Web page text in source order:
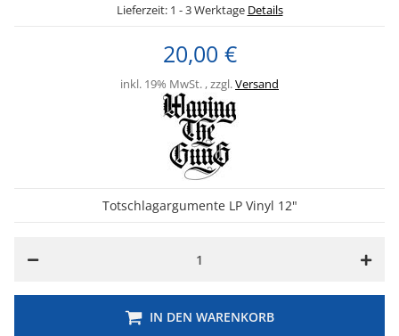
Lieferzeit: 1 - 3 Werktage Details
20,00 €
inkl. 19% MwSt. , zzgl.Versand
Totschlagargumente LP Vinyl 12"
IN DEN WARENKORB